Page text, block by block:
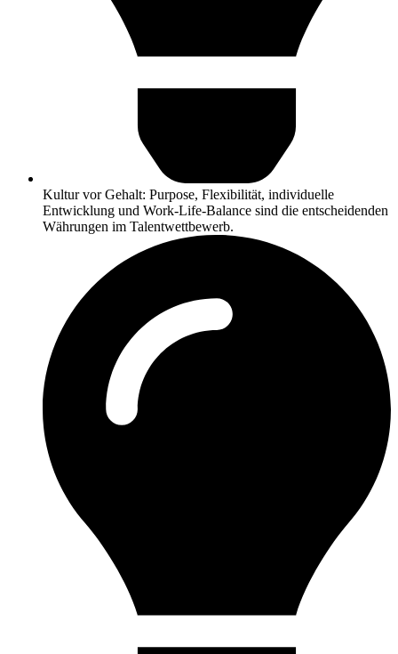
Kultur vor Gehalt: Purpose, Flexibilität, individuelle
Entwicklung und Work-Life-Balance sind die entscheidenden
Währungen im Talentwettbewerb.